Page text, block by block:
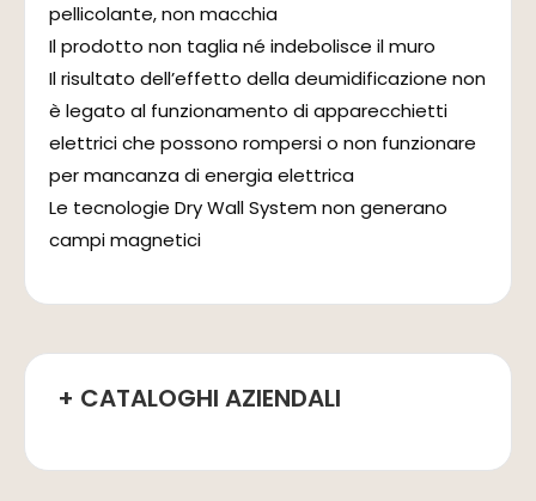
pellicolante, non macchia
Il prodotto non taglia né indebolisce il muro
Il risultato dell’effetto della deumidificazione non
è legato al funzionamento di apparecchietti
elettrici che possono rompersi o non funzionare
per mancanza di energia elettrica
Le tecnologie Dry Wall System non generano
campi magnetici
+ CATALOGHI AZIENDALI